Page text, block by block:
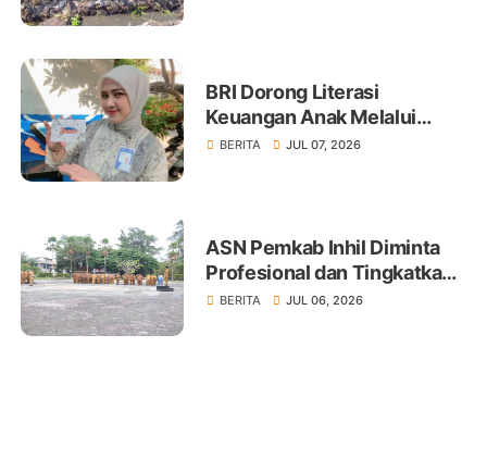
BRI Dorong Literasi
Keuangan Anak Melalui
Produk BritAma Junio
BERITA JUL 07, 2026
ASN Pemkab Inhil Diminta
Profesional dan Tingkatkan
Pelayanan Publik
BERITA JUL 06, 2026